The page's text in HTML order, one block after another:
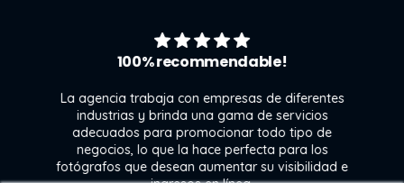
100% recommendable!
La agencia trabaja con empresas de diferentes
industrias y brinda una gama de servicios
adecuados para promocionar todo tipo de
negocios, lo que la hace perfecta para los
fotógrafos que desean aumentar su visibilidad e